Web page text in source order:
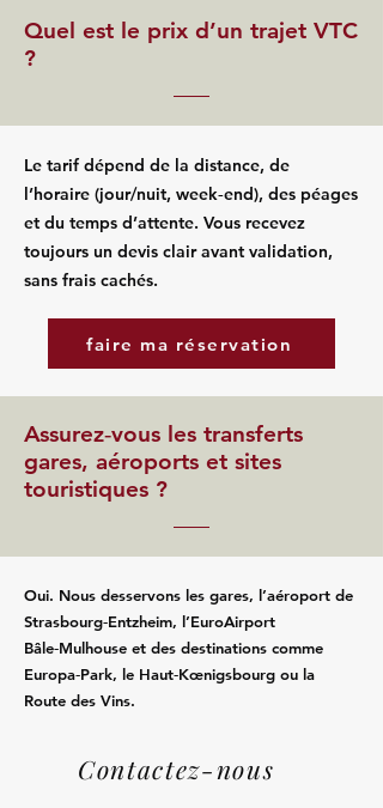
Quel est le prix d’un trajet VTC
?
Le tarif dépend de la distance, de
l’horaire (jour/nuit, week‑end), des péages
et du temps d’attente. Vous recevez
toujours un devis clair avant validation,
sans frais cachés.
faire ma réservation
Assurez‑vous les transferts
gares, aéroports et sites
touristiques ?
Oui. Nous desservons les gares, l’aéroport de
Strasbourg‑Entzheim, l’EuroAirport
Bâle‑Mulhouse et des destinations comme
Europa‑Park, le Haut‑Kœnigsbourg ou la
Route des Vins.
Contactez-nous